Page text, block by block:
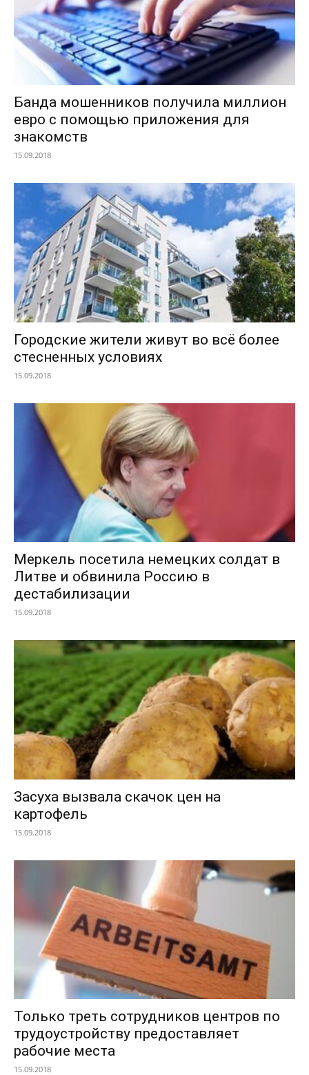
Банда мошенников получила миллион
евро с помощью приложения для
знакомств
15.09.2018
Городские жители живут во всё более
стесненных условиях
15.09.2018
Меркель посетила немецких солдат в
Литве и обвинила Россию в
дестабилизации
15.09.2018
Засуха вызвала скачок цен на
картофель
15.09.2018
Только треть сотрудников центров по
трудоустройству предоставляет
рабочие места
15.09.2018